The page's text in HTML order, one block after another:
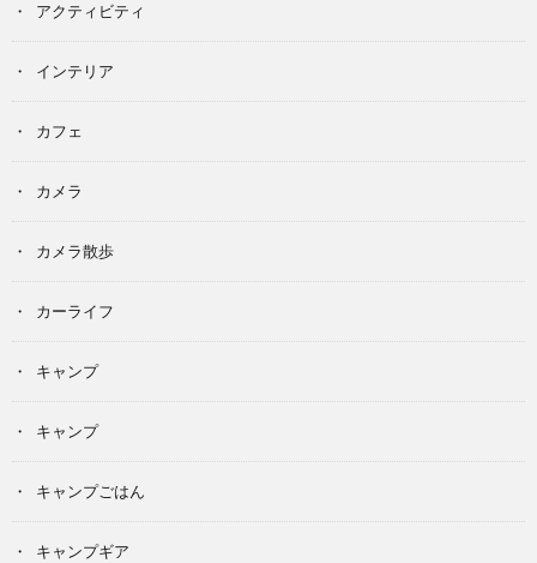
アクティビティ
インテリア
カフェ
カメラ
カメラ散歩
カーライフ
キャンプ
キャンプ
キャンプごはん
キャンプギア